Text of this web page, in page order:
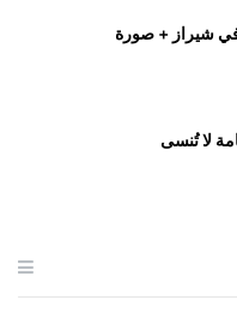
شيراز + صورة
لا تُنسى